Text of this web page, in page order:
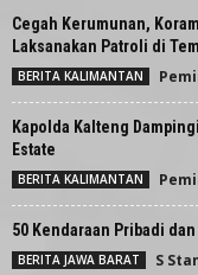
Cegah Kerumunan,
Laksanakan Patroli di
BERITA KALIMANTAN
Kapolda Kalteng
Estate
BERITA KALIMANTAN
50 Kendaraan Pribadi
BERITA JAWA BARAT S